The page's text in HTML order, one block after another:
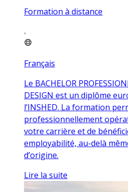
Formation à distance
Français
Le BACHELOR
DESIGN est un diplôme
l’INSHED. La formation
professionnellement
votre carrière et de
employabilité, au-delà
d’origine.
Lire la suite